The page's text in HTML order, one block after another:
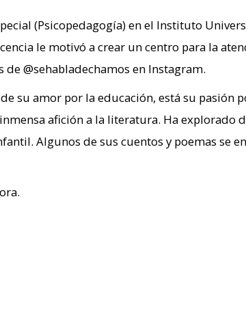
(Psicopedagogía) en el Instituto
le motivó a crear un centro para la
@sehabladechamos en Instagram.
su amor por la educación, está su pasión
afición a la literatura. Ha explorado
Algunos de sus cuentos y poemas se